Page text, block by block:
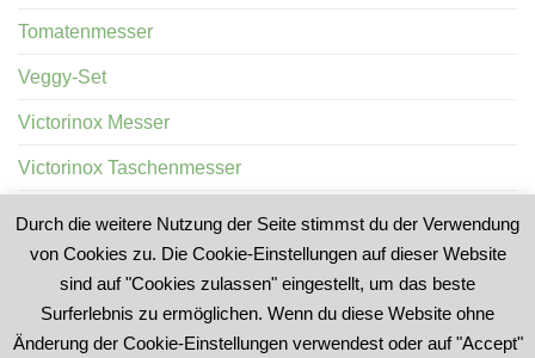
Tomatenmesser
Veggy-Set
Victorinox Messer
Victorinox Taschenmesser
Wurstprobiermesser
Durch die weitere Nutzung der Seite stimmst du der Verwendung
von Cookies zu. Die Cookie-Einstellungen auf dieser Website
sind auf "Cookies zulassen" eingestellt, um das beste
Surferlebnis zu ermöglichen. Wenn du diese Website ohne
Änderung der Cookie-Einstellungen verwendest oder auf "Accept"